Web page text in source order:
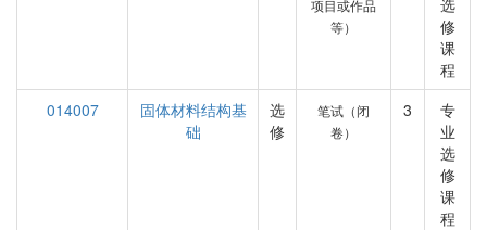
项目或作品
等）
选
修
课
程
014007
固体材料结构基
础
选
修
笔试（闭
卷）
3
专
业
选
修
课
程